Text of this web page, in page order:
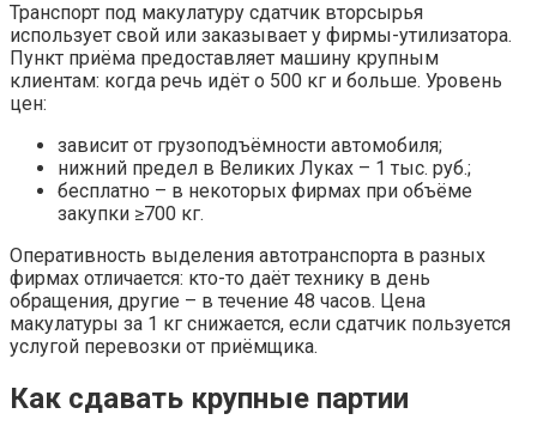
Транспорт под макулатуру сдатчик вторсырья
использует свой или заказывает у фирмы-утилизатора.
Пункт приёма предоставляет машину крупным
клиентам: когда речь идёт о 500 кг и больше. Уровень
цен:
зависит от грузоподъёмности автомобиля;
нижний предел в Великих Луках – 1 тыс. руб.;
бесплатно – в некоторых фирмах при объёме
закупки ≥700 кг.
Оперативность выделения автотранспорта в разных
фирмах отличается: кто-то даёт технику в день
обращения, другие – в течение 48 часов. Цена
макулатуры за 1 кг снижается, если сдатчик пользуется
услугой перевозки от приёмщика.
Как сдавать крупные партии